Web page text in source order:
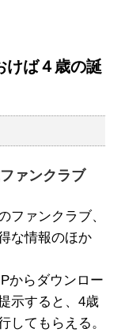
けば４歳の誕
ァンクラブ
ファンクラブ、
な情報のほか
からダウンロー
示すると、4歳
してもらえる。